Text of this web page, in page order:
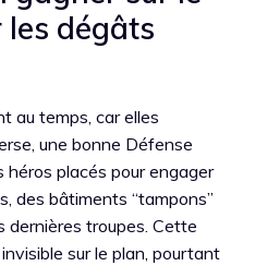
dégâts
au temps, car elles
une bonne Défense
héros placés pour engager
des bâtiments “tampons”
dernières troupes. Cette
sur le plan, pourtant